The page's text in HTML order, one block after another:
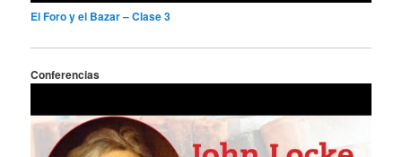
El Foro y el Bazar – Clase 3
Conferencias